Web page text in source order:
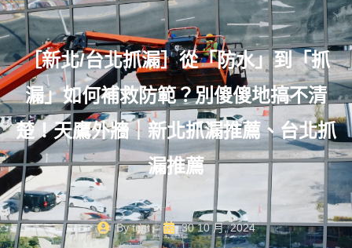
［新北/台北抓漏］從「防水」到「抓
漏」如何補救防範？別傻傻地搞不清
楚！天鷹外牆｜新北抓漏推薦、台北抓
漏推薦
Bytrist 30 10 月, 2024